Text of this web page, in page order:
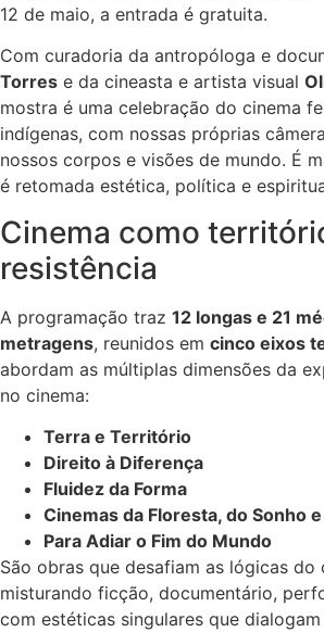
12 de maio, a entrada é gratuita.
Com curadoria da antropóloga e
Torres e da cineasta e artista visual
mostra é uma celebração do cinema
indígenas, com nossas próprias
nossos corpos e visões de mundo. É
é retomada estética, política e
Cinema como
resistência
A programação traz 12 longas e 21
metragens, reunidos em cinco eixos
abordam as múltiplas dimensões da
no cinema:
Terra e Território
Direito à Diferença
Fluidez da Forma
Cinemas da Floresta, do Sonho
Para Adiar o Fim do Mundo
São obras que desafiam as lógicas do
misturando ficção, documentário,
com estéticas singulares que